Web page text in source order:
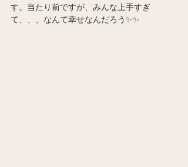
す。当たり前ですが、みんな上手すぎ
て、、、なんて幸せなんだろう✨✨